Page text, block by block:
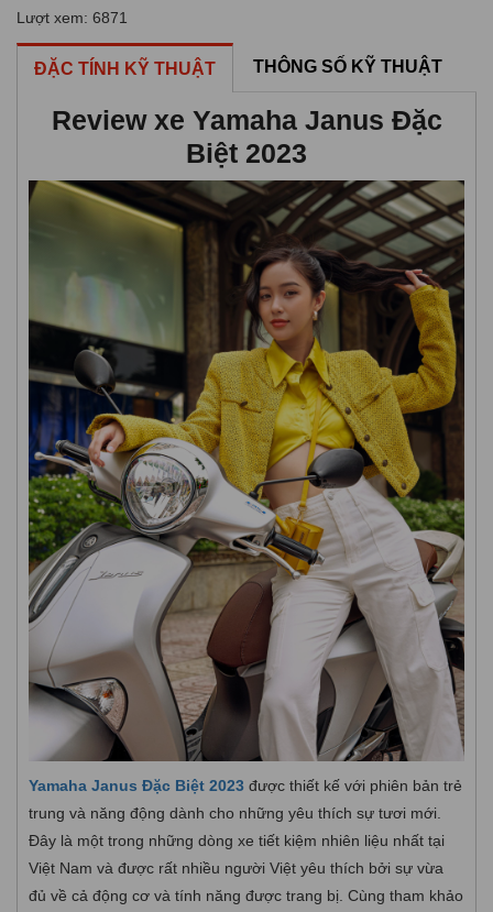
Lượt xem: 6871
ĐẶC TÍNH KỸ THUẬT THÔNG SỐ KỸ THUẬT
Review xe Yamaha Janus Đặc
Biệt 2023
Yamaha Janus Đặc Biệt 2023 được thiết kế với phiên bản trẻ
trung và năng động dành cho những yêu thích sự tươi mới.
Đây là một trong những dòng xe tiết kiệm nhiên liệu nhất tại
Việt Nam và được rất nhiều người Việt yêu thích bởi sự vừa
đủ về cả động cơ và tính năng được trang bị. Cùng tham khảo